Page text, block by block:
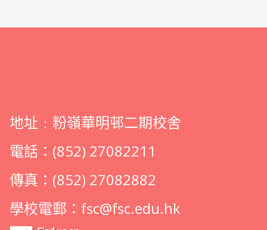
地址﹕粉嶺華明邨二期校舍
電話：(852) 27082211
傳真：(852) 27082882
學校電郵： fsc@fsc.edu.hk